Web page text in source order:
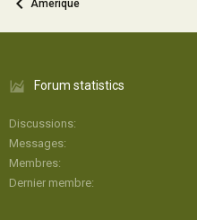
Amerique
Forum statistics
Discussions
Messages
Membres
Dernier membre